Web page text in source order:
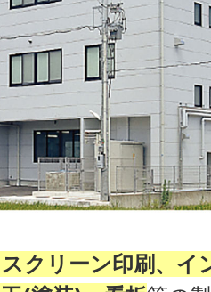
クリーン印刷、イ